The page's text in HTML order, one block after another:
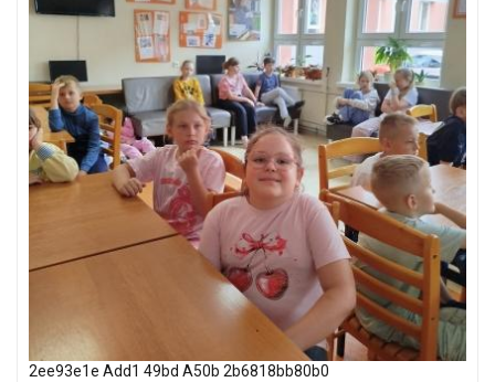
2ee93e1e Add1 49bd A50b 2b6818bb80b0